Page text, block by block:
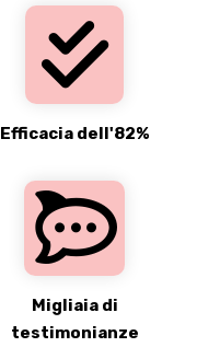
Efficacia dell'82%
Migliaia di
testimonianze